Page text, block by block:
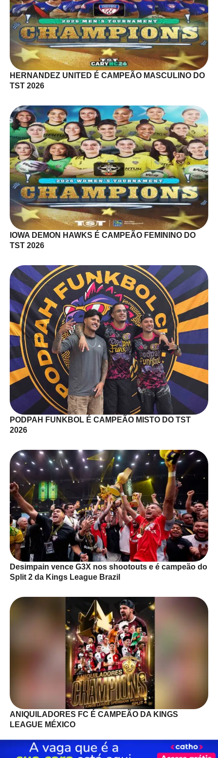
HERNANDEZ UNITED É CAMPEÃO MASCULINO DO
TST 2026
IOWA DEMON HAWKS É CAMPEÃO FEMININO DO
TST 2026
PODPAH FUNKBOL É CAMPEÃO MISTO DO TST
2026
Desimpain vence G3X nos shootouts e é campeão do
Split 2 da Kings League Brazil
ANIQUILADORES FC É CAMPEÃO DA KINGS
LEAGUE MÉXICO